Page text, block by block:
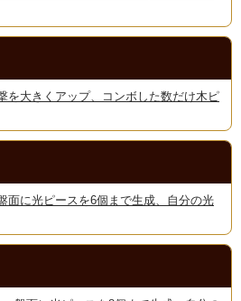
を大きくアップ、コンボした数だけ木ピ
面に光ピースを6個まで生成、自分の光